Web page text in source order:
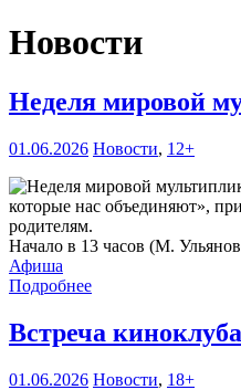
Новости
Неделя мировой
01.06.2026 Новости, 12+
которые нас объединяют»,
родителям.
Начало в 13 часов (М.
Афиша
Подробнее
Встреча
01.06.2026 Новости, 18+